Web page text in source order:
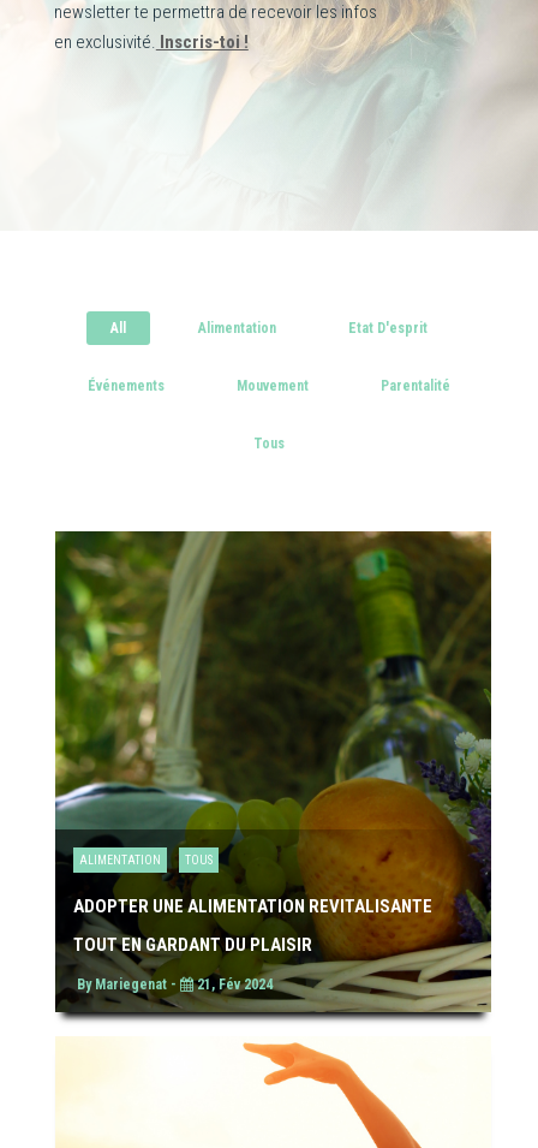
newsletter te permettra de recevoir les infos
en exclusivité. Inscris-toi !
All Alimentation Etat D'esprit
Événements Mouvement Parentalité
Tous
ALIMENTATION TOUS
ADOPTER UNE ALIMENTATION REVITALISANTE
TOUT EN GARDANT DU PLAISIR
By Mariegenat - 21, Fév 2024